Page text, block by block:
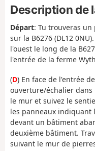
Description de
Départ: Tu trouveras
sur la B6276 (DL12
l'ouest le long de la
l'entrée de la ferme
(D) En face de l'entrée
ouverture/échalier dans
le mur et suivez le
les panneaux indiquant
devant un bâtiment
deuxième bâtiment.
suivant le mur de